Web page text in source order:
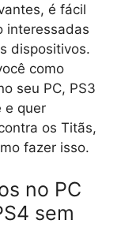
é fácil
interessadas
dispositivos.
como
seu PC, PS3
e quer
os Titãs,
fazer isso.
no PC
sem